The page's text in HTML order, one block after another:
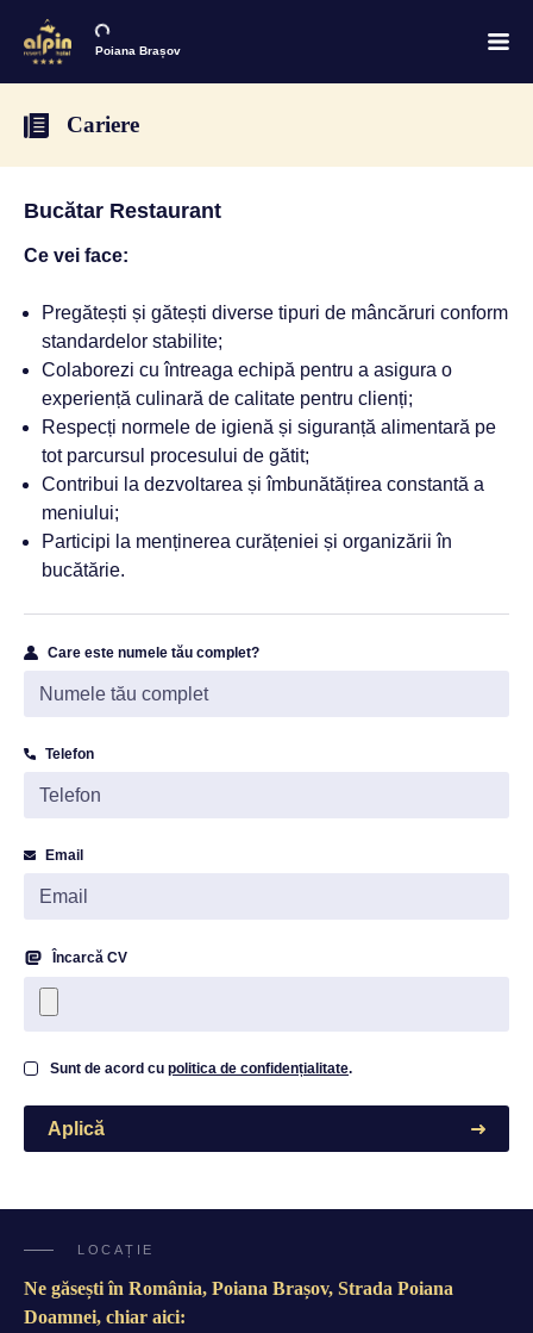
Poiana Brașov
Cariere
Bucătar Restaurant
Ce vei face:
Pregătești și gătești diverse tipuri de mâncăruri conform
standardelor stabilite;
Colaborezi cu întreaga echipă pentru a asigura o
experiență culinară de calitate pentru clienți;
Respecți normele de igienă și siguranță alimentară pe
tot parcursul procesului de gătit;
Contribui la dezvoltarea și îmbunătățirea constantă a
meniului;
Participi la menținerea curățeniei și organizării în
bucătărie.
Care este numele tău complet?
Telefon
Email
Încarcă CV
Sunt de acord cu politica de confidențialitate.
Aplică
LOCAȚIE
Ne găsești în România, Poiana Brașov, Strada Poiana
Doamnei, chiar aici: